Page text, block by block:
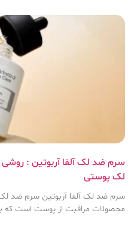
سرم ضد لک آلفا آربوتین : روشی
لک پوستی
سرم ضد لک آلفا آربوتین سرم ضد لک
محصولات مراقبت از پوست است که